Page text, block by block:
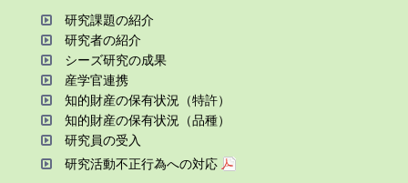
研究課題の紹介
研究者の紹介
シーズ研究の成果
産学官連携
知的財産の保有状況（特許）
知的財産の保有状況（品種）
研究員の受⼊
研究活動不正⾏為への対応